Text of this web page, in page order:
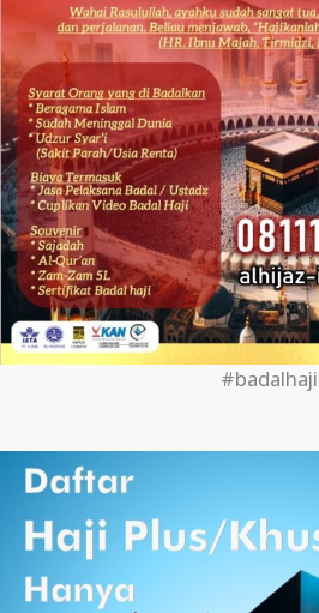
#badalhaji